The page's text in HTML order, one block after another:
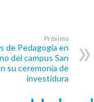
Próximo
de Pedagogía en
del campus San
su ceremonia de
investidura